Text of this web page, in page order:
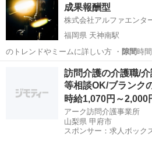
成果報酬型
株式会社アルファエン
福岡県 天神南駅
のトレンドやミームに詳しい方 ・ 隙間
福岡市 天神南駅 その他
訪問介護の介護職/
等相談OK/ブランク
時給1,070円～2,000
アーク訪問介護事業所
山梨県 甲府市
スポンサー：求人ボック